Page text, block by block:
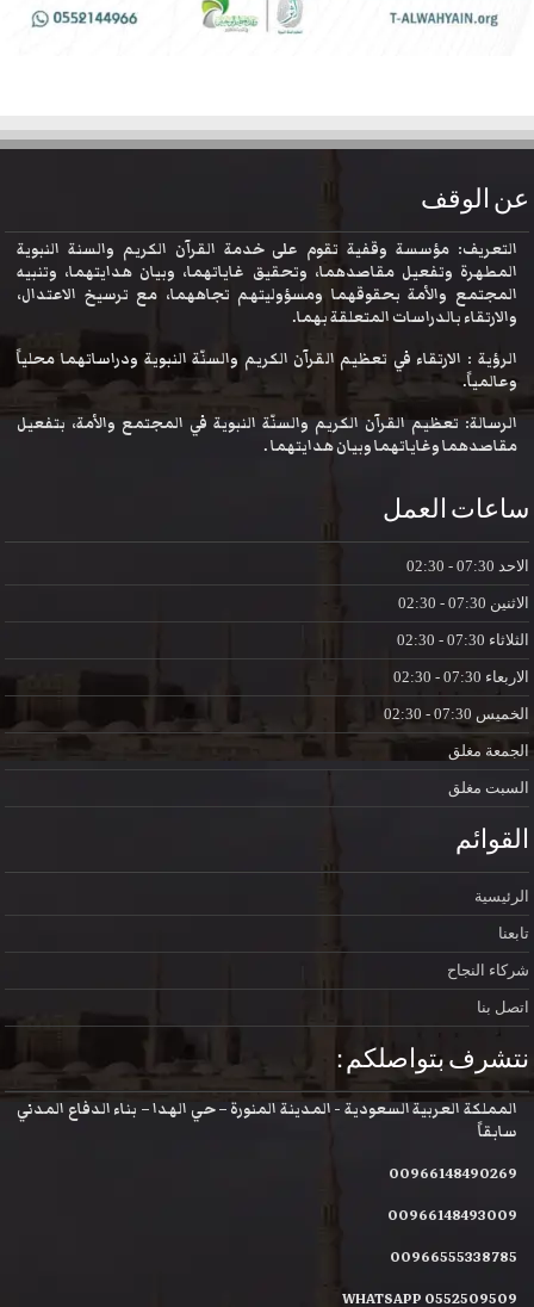
عن الوقف
التعريف: مؤسسة وقفية تقوم على خدمة القرآن الكريم والسنة النبوية
المطهرة وتفعيل مقاصدهما، وتحقيق غاياتهما، وبيان هدايتهما، وتنبيه
المجتمع والأمة بحقوقهما ومسؤوليتهم تجاههما، مع ترسيخ الاعتدال،
والارتقاء بالدراسات المتعلقة بهما.
الرؤية : الارتقاء في تعظيم القرآن الكريم والسنّة النبوية ودراساتهما محلياً
وعالمياً.
الرسالة: تعظيم القرآن الكريم والسنّة النبوية في المجتمع والأمة، بتفعيل
مقاصدهما وغاياتهما وبيان هدايتهما .
ساعات العمل
الاحد
الاثنين
الثلاثاء
الاربعاء
الخميس
الجمعة مغلق
السبت مغلق
القوائم
الرئيسية
تابعنا
شركاء النجاح
اتصل بنا
نتشرف بتواصلكم :
المملكة العربية السعودية - المدينة المنورة – حي الهدا – بناء الدفاع المدني
سابقاً
00966148490269
00966148493009
00966555338785
WHATSAPP 0552509509